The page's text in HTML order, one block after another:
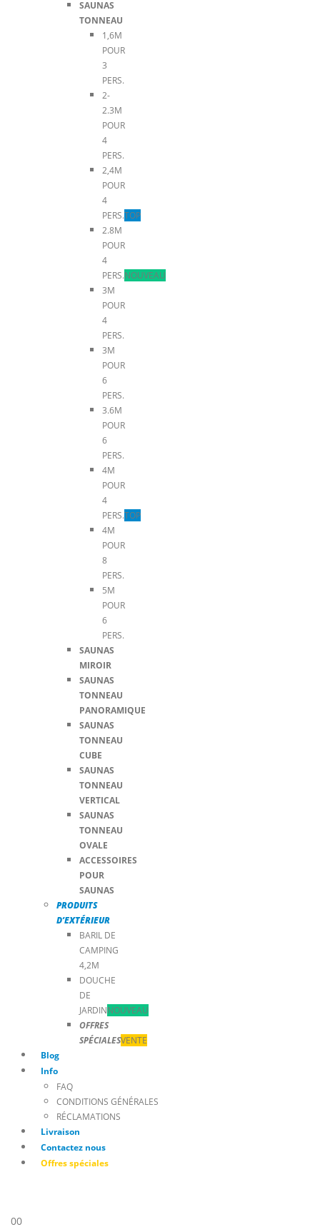
SAUNAS
TONNEAU
1,6M
POUR
3
PERS.
2-
2.3M
POUR
4
PERS.
2,4M
POUR
4
PERS.TOP
2.8M
POUR
4
PERS.NOUVEAU
3M
POUR
4
PERS.
3M
POUR
6
PERS.
3.6M
POUR
6
PERS.
4M
POUR
4
PERS.TOP
4M
POUR
8
PERS.
5M
POUR
6
PERS.
SAUNAS
MIROIR
SAUNAS
TONNEAU
PANORAMIQUE
SAUNAS
TONNEAU
CUBE
SAUNAS
TONNEAU
VERTICAL
SAUNAS
TONNEAU
OVALE
ACCESSOIRES
POUR
SAUNAS
PRODUITS
D’EXTÉRIEUR
BARIL DE
CAMPING
4,2M
DOUCHE
DE
JARDINNOUVEAU
OFFRES
SPÉCIALESVENTE
Blog
Info
FAQ
CONDITIONS GÉNÉRALES
RÉCLAMATIONS
Livraison
Contactez nous
Offres spéciales
00